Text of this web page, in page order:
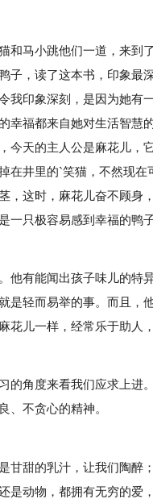
和马小跳他们一道，来到
子，读了这本书，印象最
我印象深刻，是因为她有
幸福都来自她对生活智慧
今天的主人公是麻花儿，
在井里的`笑猫，不然现
，这时，麻花儿奋不顾身
一只极容易感到幸福的鸭
他有能闻出孩子味儿的特
是轻而易举的事。而且，
花儿一样，经常乐于助人
的角度来看我们应求上进
、不贪心的精神。
甘甜的乳汁，让我们陶醉
是动物，都拥有无穷的爱